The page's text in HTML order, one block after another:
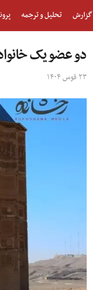
گزارش تحلیل و ترجمه
دو عضو یک
۲۳ قوس ۱۴۰۴